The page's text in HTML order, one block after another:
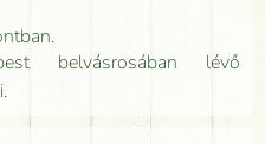
belvásrosában lévő